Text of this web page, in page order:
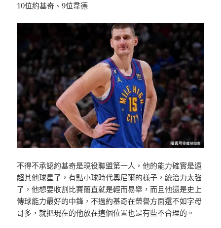
10位約基奇、9位韋德
不得不承認約基奇是現役聯盟第一人，他的能力確實是遠
超其他球星了，有點小球時代奧尼爾的樣子，統治力太強
了，他想要收割比賽簡直就是輕而易舉，而且他還是史上
傳球能力最好的中鋒，不過約基奇在榮譽方面還不如字母
哥多，就把現在的他放在這個位置也是有些不合理的。